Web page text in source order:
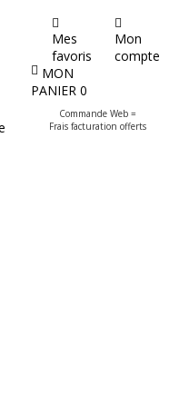
Mes
favoris
Mon
compte
MON
PANIER 0
Commande Web =
Frais facturation offerts